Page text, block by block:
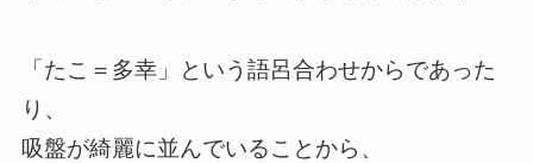
「たこ＝多幸」という語呂合わせからであった
り、
吸盤が綺麗に並んでいることから、